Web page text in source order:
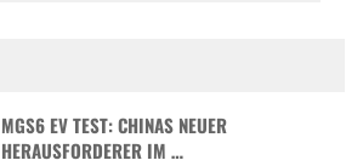
MGS6 EV TEST: CHINAS NEUER
HERAUSFORDERER IM …